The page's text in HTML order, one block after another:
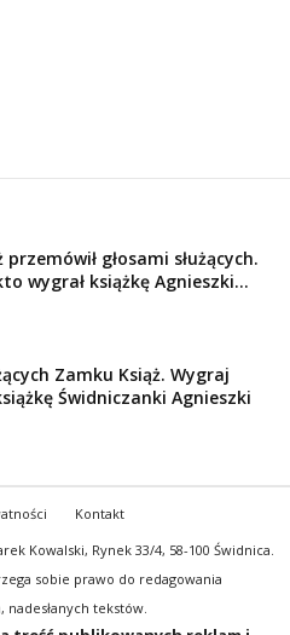
przemówił głosami służących.
wygrał książkę Agnieszki...
Zamku Książ. Wygraj
Świdniczanki Agnieszki
Kontakt
Kowalski, Rynek 33/4, 58-100 Świdnica.
sobie prawo do redagowania
tekstów.